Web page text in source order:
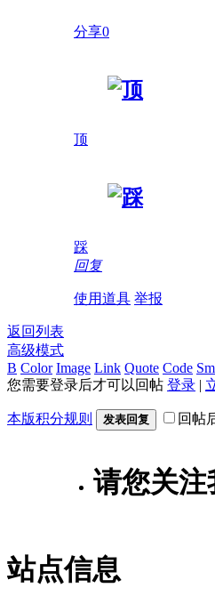
分享0
顶
踩
回复
使用道具 举报
返回列表
高级模式
B Color Image Link Quote Code
您需要登录后才可以回帖 登录 |
本版积分规则 发表回复 回帖
请您关注
站点信息